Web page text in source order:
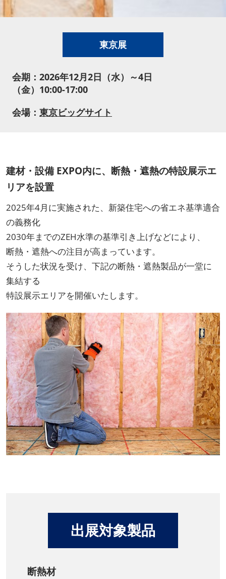
東京展
会期：2026年12月2日（水）～4日
（金）10:00-17:00
会場： 東京ビッグサイト
建材・設備 EXPO内に、断熱・遮熱の特設展示エ
リアを設置
2025年4月に実施された、新築住宅への省エネ基準適合
の義務化
2030年までのZEH水準の基準引き上げなどにより、
断熱・遮熱への注目が高まっています。
そうした状況を受け、下記の断熱・遮熱製品が一堂に
集結する
特設展示エリアを開催いたします。
出展対象製品
断熱材